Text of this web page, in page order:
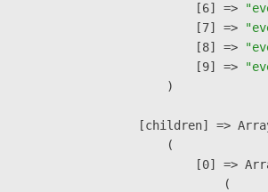
                    [6] =>
                    [7] =>
                    [8] =>
                    [9] =>
                )
[children] =>
                (
[0] =>
                        (